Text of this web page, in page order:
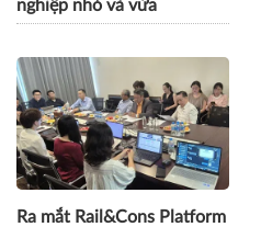
nghiệp nhỏ và vừa
Ra mắt Rail&Cons Platform